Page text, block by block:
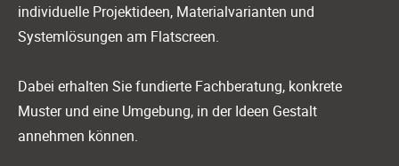
individuelle Projektideen, Materialvarianten und
Systemlösungen am Flatscreen.
Dabei erhalten Sie fundierte Fachberatung, konkrete
Muster und eine Umgebung, in der Ideen Gestalt
annehmen können.